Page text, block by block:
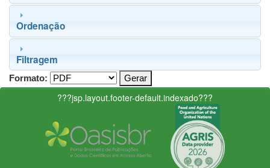
Ordenação
Filtragem
Formato:
???jsp.layout.footer-default.indexado???